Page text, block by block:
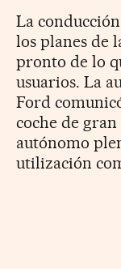
La
los planes de
pronto de lo
usuarios. La
Ford
coche de
autónomo
utilización